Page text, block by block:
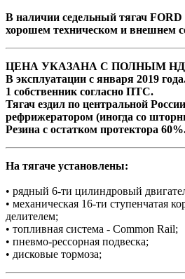
В наличии седельный тягач
хорошем техническом и внешнем
ЦЕНА УКАЗАНА С ПОЛНЫМ
В эксплуатации с января 2019
1 собственник согласно ПТС.
Тягач ездил по центральной
рефрижератором (иногда со
Резина с остатком протектора
На тягаче установлены:
• рядный 6-ти цилиндровый
• механическая 16-ти ступенчатая
делителем;
• топливная система - Common Rail;
• пневмо-рессорная подвеска;
• дисковые тормоза;